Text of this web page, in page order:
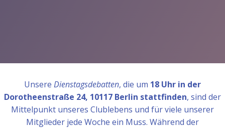
Unsere Dienstagsdebatten, die um 18 Uhr in der
Dorotheenstraße 24, 10117 Berlin stattfinden, sind der
Mittelpunkt unseres Clublebens und für viele unserer
Mitglieder jede Woche ein Muss. Während der